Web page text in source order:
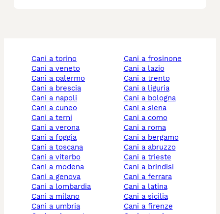
cani a torino
cani a veneto
cani a palermo
cani a brescia
cani a napoli
cani a cuneo
cani a terni
cani a verona
cani a foggia
cani a toscana
cani a viterbo
cani a modena
cani a genova
cani a lombardia
cani a milano
cani a umbria
cani a frosinone
cani a lazio
cani a trento
cani a liguria
cani a bologna
cani a siena
cani a como
cani a roma
cani a bergamo
cani a abruzzo
cani a trieste
cani a brindisi
cani a ferrara
cani a latina
cani a sicilia
cani a firenze